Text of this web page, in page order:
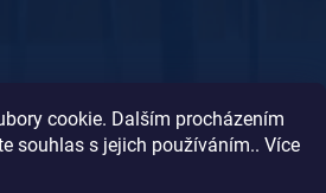
cookie. Dalším procházením
souhlas s jejich používáním.. Více
dobírkou od 119 Kč